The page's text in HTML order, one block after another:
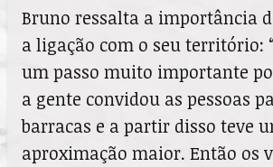
Bruno ressalta a importância
a ligação com o seu território:
um passo muito importante
a gente convidou as pessoas
barracas e a partir disso teve
aproximação maior. Então os